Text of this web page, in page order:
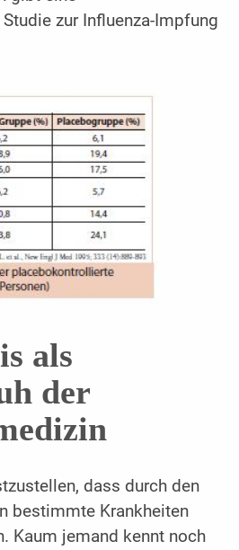
zur Influenza-Impfung
als
der
dass durch den
bestimmte Krankheiten
Kaum jemand kennt noch